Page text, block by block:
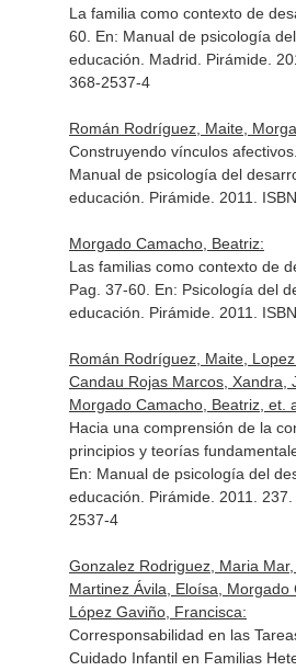
La familia como contexto de
60. En: Manual de psicología
educación . Madrid. Pirámide.
368-2537-4
Román Rodríguez, Maite,
Construyendo vínculos
Manual de psicología del
educación . Pirámide. 2011.
Morgado Camacho, Beatriz:
Las familias como contexto de
Pag. 37-60. En: Psicología del
educación . Pirámide. 2011.
Román Rodríguez, Maite,
Candau Rojas Marcos, Xandra,
Morgado Camacho, Beatriz, et.
Hacia una comprensión de la
principios y teorías
En: Manual de psicología del
educación . Pirámide. 2011.
2537-4
Gonzalez Rodriguez, Maria
Martinez Ávila, Eloísa, Morgado
López Gaviño, Francisca:
Corresponsabilidad en las
Cuidado Infantil en Familias